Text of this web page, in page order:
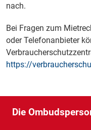
nach.
Bei Fragen zum
oder Telefonanbieter
https://
Die